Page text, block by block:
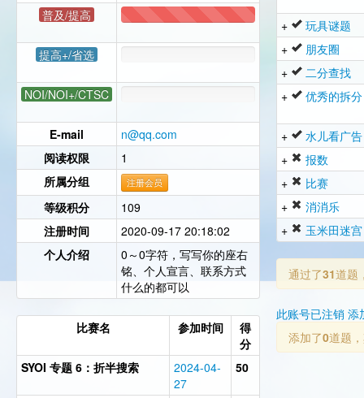
普及/提高
提高+/省选
NOI/NOI+/CTSC
E-mail
n@qq.com
阅读权限
1
所属分组
注册会员
等级积分
109
注册时间
2020-09-17 20:18:02
个人介绍
0～0字符，写写你的座右
铭、个人宣言、联系方式
什么的都可以
比赛名 参加时间
得
分
SYOI 专题 6：折半搜索
2024-04-
27
50
+
玩具谜题
+
朋友圈
+
二分查找
+
优秀的拆分
+
水儿看广告
+
报数
+
比赛
+
消消乐
+
玉米田迷宫
通过了31道题
此账号已注销 添
添加了0道题